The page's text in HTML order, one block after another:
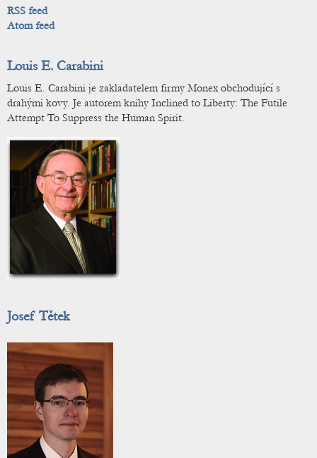
RSS feed
Atom feed
Louis E. Carabini
Louis E. Carabini je zakladatelem firmy Monex obchodující s
drahými kovy. Je autorem knihy Inclined to Liberty: The Futile
Attempt To Suppress the Human Spirit.
Josef Tětek